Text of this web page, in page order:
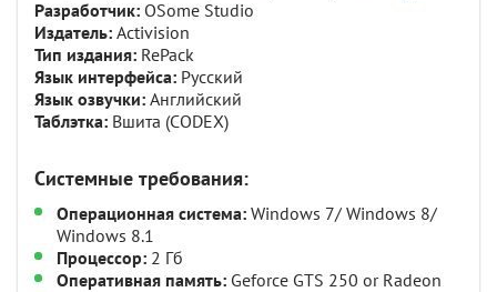
Разработчик: OSome Studio
Издатель: Activision
Тип издания: RePack
Язык интерфейса: Русский
Язык озвучки: Английский
Таблэтка: Вшита (CODEX)
Системные требования:
Операционная система: Windows 7/ Windows 8/
Windows 8.1
Процессор: 2 Гб
Оперативная память: Geforce GTS 250 or Radeon